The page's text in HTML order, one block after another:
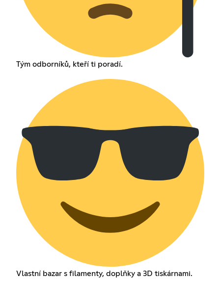
Tým odborníků, kteří ti poradí.
Vlastní bazar s filamenty, doplňky a 3D tiskárnami.